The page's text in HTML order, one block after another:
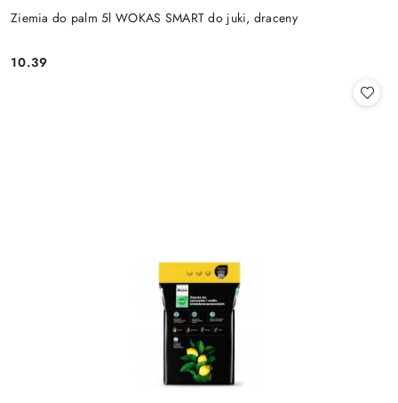
Ziemia do palm 5l WOKAS SMART do juki, draceny
Cena:
10.39